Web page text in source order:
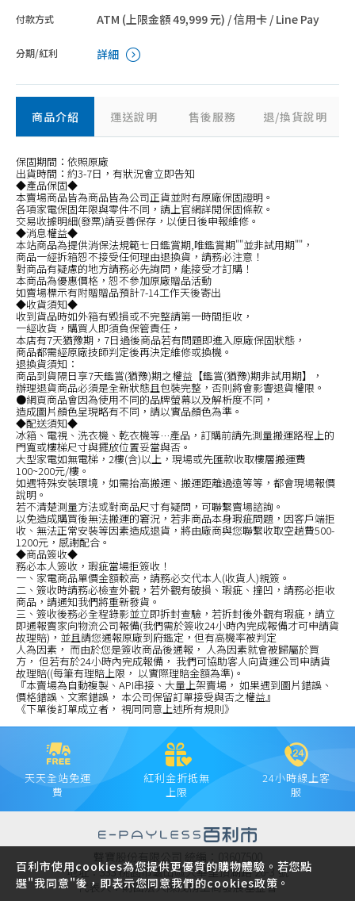
付款方式 ATM (上限金額 49,999 元) / 信用卡 / Line Pay
分期/紅利 詳細
商品介紹 運送說明 售後服務 退/換貨說明
保固期間：依照原廠
出貨時間：約3-7日，有狀況會立即告知
◆產品保固◆
本賣場商品皆為商品皆為公司正貨並附有原廠保固證明。
各項家電保固年限與零件不同，請上官網詳閱保固條款。
交易收據明細(發票)請妥善保存，以便日後申報維修。
◆消息權益◆
本站商品為提供消保法規範七日鑑賞期,唯鑑賞期""並非試用期""，
商品一經拆箱恕不接受任何理由退換貨，請務必注意！
對商品有疑慮的地方請務必先詢問，能接受才訂購！
本商品為優惠價格，恕不參加原廠贈品活動
如賣場標示有附贈贈品預計7-14工作天後寄出
◆收貨須知◆
收到貨品時如外箱有毀損或不完整請第一時間拒收，
一經收貨，購買人即須負保管責任，
本店有7天猶豫期，7日過後商品若有問題即進入原廠保固狀態，
商品都需經原廠技師判定後再決定維修或換機。
退換貨須知：
商品到貨隔日享7天鑑賞(猶豫)期之權益【鑑賞(猶豫)期非試用期】，
辦理退貨商品必須是全新狀態且包裝完整，否則將會影響退貨權限。
●網頁商品會因為使用不同的品牌螢幕以及解析度不同，
造成圖片顏色呈現略有不同，請以實品顏色為準。
◆配送須知◆
冰箱、電視、洗衣機、乾衣機等…產品，訂購前請先測量搬運路程上的
門寬或樓梯尺寸與擺放位置妥當與否。
大型家電如無電梯，2樓(含)以上，現場或先匯款收取樓層搬運費
100~200元/樓。
如遇特殊安裝環境，如需抬高搬運、搬運距離過遠等等，都會現場報價
說明。
若不清楚測量方法或對商品尺寸有疑問，可聯繫賣場諮詢。
以免造成購買後無法搬運的窘況，若非商品本身瑕疵問題，因客戶端拒
收、無法正常安裝等因素造成退貨，將由廠商與您聯繫收取空趟費500-
1200元，感謝配合。
◆商品簽收◆
務必本人簽收，瑕疵當場拒簽收！
一、家電商品單價金額較高，請務必交代本人(收貨人)親簽。
二、簽收時請務必檢查外觀，若外觀有破損、瑕疵、撞凹，請務必拒收
商品，請通知我們將重新發貨。
三、簽收後務必全程錄影並立即拆封查驗，若拆封後外觀有瑕疵，請立
即通報賣家向物流公司報備(我們需於簽收24小時內完成報備才可申請貨
故理賠)，並且請您通報原廠到府鑑定，但有高機率被判定
人為因素， 而由於您是簽收商品後通報， 人為因素就會被歸屬於買
方， 但若有於24小時內完成報備， 我們可協助客人向貨運公司申請貨
故理賠((每筆有理賠上限， 以實際理賠金額為準)。
『本賣場為自動複製、API串接、大量上架賣場， 如果遇到圖片錯誤、
價格錯誤、文案錯誤， 本公司保留訂單接受與否之權益』
《下單後訂單成立者， 視同同意上述所有規則》
天天全站免運
費
紅利金折抵無
上限
24小時線上客
服
聲寶股份有限公司 統編：03607500
地址：333 桃園市龜山區大華里頂湖路 26-3 號
代表人：財團法人陳茂榜工商發展基金會
百利市使用cookies為您提供更優質的購物體驗。若您點
選"我同意"後，即表示您同意我們的cookies政策。